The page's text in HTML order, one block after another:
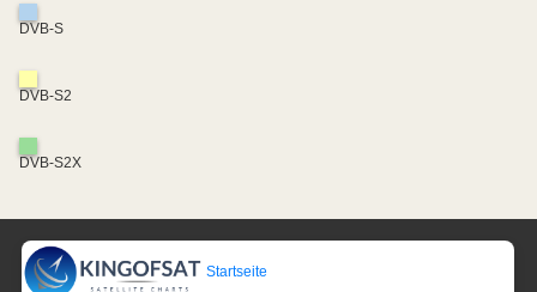
DVB-S
DVB-S2
DVB-S2X
Startseite